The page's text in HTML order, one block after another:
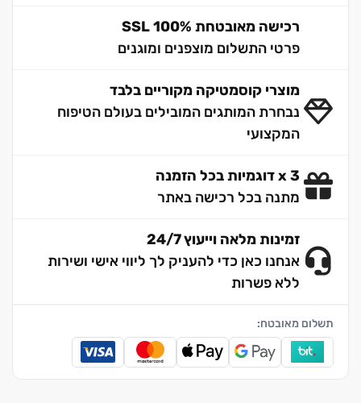
רכישה מאובטחת 100% SSL
פרטי התשלום מוצפנים ומוגנים
מוצרי קוסמטיקה מקוריים בלבד
נבחרת המותגים המובילים בעולם הטיפוח
המקצועי
3 x דוגמיות בכל הזמנה
מתנה בכל רכישה באתר
זמינות מלאה וייעוץ 24/7
אנחנו כאן כדי להעניק לך ליווי אישי ושירות
ללא פשרות
תשלום מאובטח: